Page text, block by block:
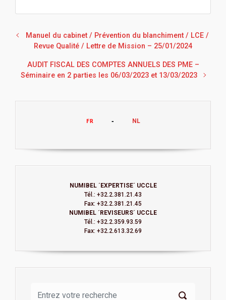
Manuel du cabinet / Prévention du blanchiment / LCE /
Revue Qualité / Lettre de Mission – 25/01/2024
AUDIT FISCAL DES COMPTES ANNUELS DES PME –
Séminaire en 2 parties les 06/03/2023 et 13/03/2023
FR - NL
NUMIBEL ´EXPERTISE´ UCCLE
Tél.: +32.2.381.21.43
Fax: +32.2.381.21.45
NUMIBEL ´REVISEURS´ UCCLE
Tél.: +32.2.359.93.59
Fax: +32.2.613.32.69